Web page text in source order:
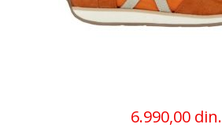
6.990,00 din.